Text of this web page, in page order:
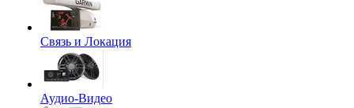
Связь и Локация
Аудио-Видео